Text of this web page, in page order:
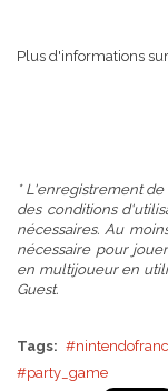
Plus d'informations
* L'enregistrement
des conditions
nécessaires. Au
nécessaire pour
en multijoueur en
Guest.
Tags:
party_game